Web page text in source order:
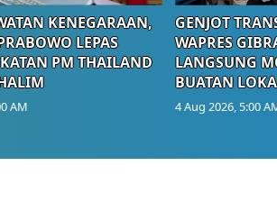
KENEGARAAN,
LEPAS
PM THAILAND
AM
GENJOT
WAPRES
LANGSUNG
BUATAN
4 Aug 2026, 5:00